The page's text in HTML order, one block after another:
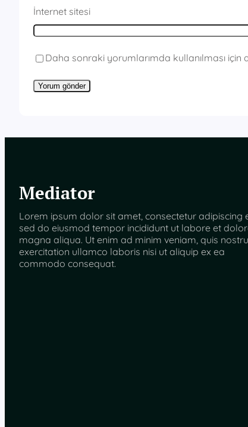
İnternet sitesi
Daha sonraki yorumlarımda kullanılması
Mediator
Lorem ipsum dolor sit amet, consectetur adipiscing
sed do eiusmod tempor incididunt ut labore et
magna aliqua. Ut enim ad minim veniam, quis
exercitation ullamco laboris nisi ut aliquip ex ea
commodo consequat.